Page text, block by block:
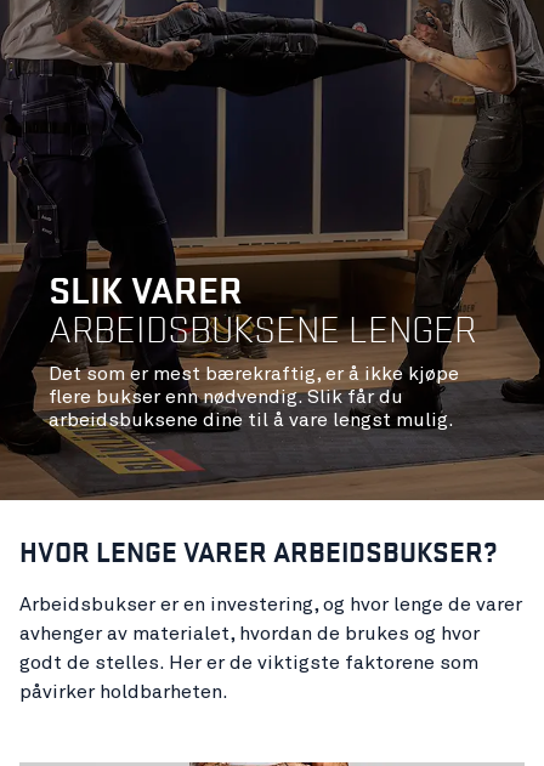
SLIK VARER
ARBEIDSBUKSENE LENGER
Det som er mest bærekraftig, er å ikke kjøpe
flere bukser enn nødvendig. Slik får du
arbeidsbuksene dine til å vare lengst mulig.
HVOR LENGE VARER ARBEIDSBUKSER?
Arbeidsbukser er en investering, og hvor lenge de varer
avhenger av materialet, hvordan de brukes og hvor
godt de stelles. Her er de viktigste faktorene som
påvirker holdbarheten.